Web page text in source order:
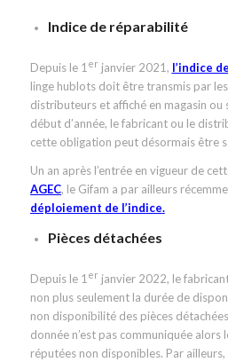
Indice de réparabilité
Depuis le 1 er janvier 2021, l’indice
linge hublots doit être transmis par
distributeurs et affiché en magasin ou
début d’année, le fabricant ou le
cette obligation peut désormais être
Un an après l’entrée en vigueur de
AGEC, le Gifam a par ailleurs
déploiement de l’indice.
Pièces détachées
Depuis le 1er janvier 2022, le
non plus seulement la durée de
non disponibilité des pièces
donnée n’est pas communiquée alors
réputées non disponibles. Par